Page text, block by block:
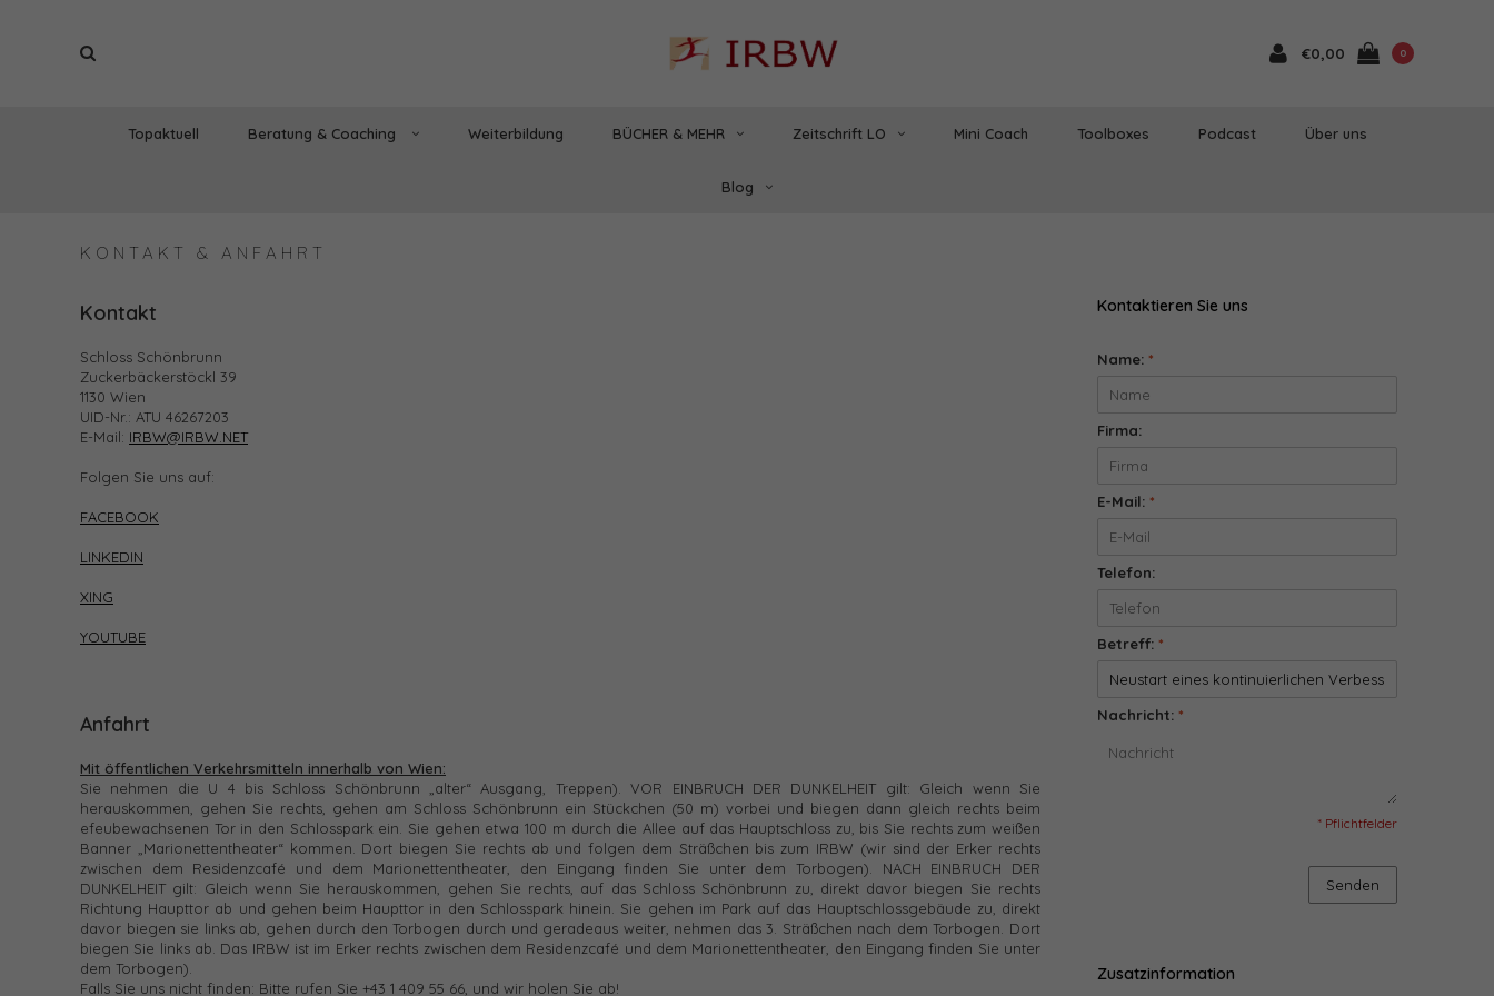
€0,00 0
Topaktuell Beratung & Coaching Weiterbildung BÜCHER & MEHR Zeitschrift LO Mini Coach Toolboxes Podcast Über uns
Blog
KONTAKT & ANFAHRT
Kontakt
Schloss Schönbrunn
Zuckerbäckerstöckl 39
1130 Wien
UID-Nr.: ATU 46267203
E-Mail: IRBW@IRBW.NET
Folgen Sie uns auf:
FACEBOOK
LINKEDIN
XING
YOUTUBE
Anfahrt
Mit öffentlichen Verkehrsmitteln innerhalb von Wien:
Sie nehmen die U 4 bis Schloss Schönbrunn „alter“ Ausgang, Treppen). VOR EINBRUCH DER DUNKELHEIT gilt: Gleich wenn Sie
herauskommen, gehen Sie rechts, gehen am Schloss Schönbrunn ein Stückchen (50 m) vorbei und biegen dann gleich rechts beim
efeubewachsenen Tor in den Schlosspark ein. Sie gehen etwa 100 m durch die Allee auf das Hauptschloss zu, bis Sie rechts zum weißen
Banner „Marionettentheater“ kommen. Dort biegen Sie rechts ab und folgen dem Sträßchen bis zum IRBW (wir sind der Erker rechts
zwischen dem Residenzcafé und dem Marionettentheater, den Eingang finden Sie unter dem Torbogen). NACH EINBRUCH DER
DUNKELHEIT gilt: Gleich wenn Sie herauskommen, gehen Sie rechts, auf das Schloss Schönbrunn zu, direkt davor biegen Sie rechts
Richtung Haupttor ab und gehen beim Haupttor in den Schlosspark hinein. Sie gehen im Park auf das Hauptschlossgebäude zu, direkt
davor biegen sie links ab, gehen durch den Torbogen durch und geradeaus weiter, nehmen das 3. Sträßchen nach dem Torbogen. Dort
biegen Sie links ab. Das IRBW ist im Erker rechts zwischen dem Residenzcafé und dem Marionettentheater, den Eingang finden Sie unter
dem Torbogen).
Falls Sie uns nicht finden: Bitte rufen Sie +43 1 409 55 66, und wir holen Sie ab!
Kontaktieren Sie uns
Name: *
Firma:
E-Mail: *
Telefon:
Betreff: *
Nachricht: *
* Pflichtfelder
Senden
Zusatzinformation